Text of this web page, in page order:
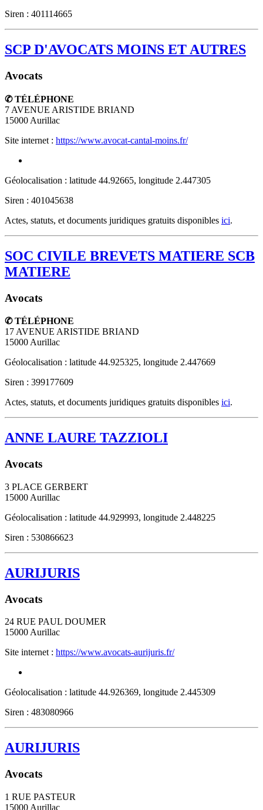
Siren : 401114665
SCP D'AVOCATS MOINS ET AUTRES
Avocats
✆ TÉLÉPHONE
7 AVENUE ARISTIDE BRIAND
15000 Aurillac
Site internet : https://www.avocat-cantal-moins.fr/
Géolocalisation : latitude 44.92665, longitude 2.447305
Siren : 401045638
Actes, statuts, et documents juridiques gratuits disponibles ici.
SOC CIVILE BREVETS MATIERE SCB
MATIERE
Avocats
✆ TÉLÉPHONE
17 AVENUE ARISTIDE BRIAND
15000 Aurillac
Géolocalisation : latitude 44.925325, longitude 2.447669
Siren : 399177609
Actes, statuts, et documents juridiques gratuits disponibles ici.
ANNE LAURE TAZZIOLI
Avocats
3 PLACE GERBERT
15000 Aurillac
Géolocalisation : latitude 44.929993, longitude 2.448225
Siren : 530866623
AURIJURIS
Avocats
24 RUE PAUL DOUMER
15000 Aurillac
Site internet : https://www.avocats-aurijuris.fr/
Géolocalisation : latitude 44.926369, longitude 2.445309
Siren : 483080966
AURIJURIS
Avocats
1 RUE PASTEUR
15000 Aurillac